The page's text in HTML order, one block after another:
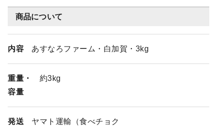
商品について
内容 あすなろファーム・白加賀・3kg
重量・
容量
約3kg
発送
ヤマト運輸（食べチョク